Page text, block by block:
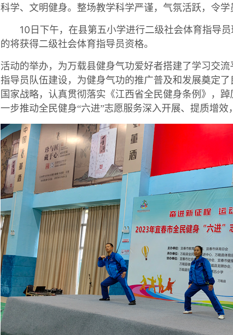
科学、文明健身。整场教学科学严谨，气氛活跃，令学
10 日下午，在县第五小学进行二级社会体育指导
的将获得二级社会体育指导员资格。
活动的举办，为万载县健身气功爱好者搭建了学习交
指导员队伍建设，为健身气功的推广普及和发展奠定
国家战略，认真贯彻落实《江西省全民健身条例》，
一步推动全民健身“六进”志愿服务深入开展、提质增效